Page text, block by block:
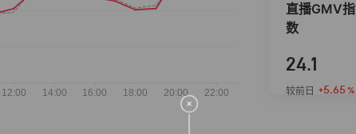
直播GMV指
数
24.1
较前日 +5.65 %